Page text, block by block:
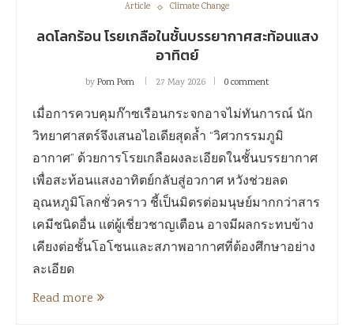
Article Climate Change
ลดโลกร้อน โรยเกลือในชั้นบรรยากาศสะท้อนแสง
อาทิตย์
byPom Pom 27 May 2026 0 comment
เมื่อการควบคุมก๊าซเรือนกระจกอาจไม่ทันการณ์ นัก
วิทยาศาสตร์จึงเสนอไอเดียสุดล้ำ “วิศวกรรมภูมิ
อากาศ” ด้วยการโรยเกลือผงละเอียดในชั้นบรรยากาศ
เพื่อสะท้อนแสงอาทิตย์กลับสู่อวกาศ หวังช่วยลด
อุณหภูมิโลกชั่วคราว ชี้เป็นมิตรต่อมนุษย์มากกว่าสาร
เคมีชนิดอื่น แต่ผู้เชี่ยวชาญเตือน อาจมีผลกระทบข้าง
เคียงต่อชั้นโอโซนและสภาพอากาศที่ต้องศึกษาอย่าง
ละเอียด
Read more